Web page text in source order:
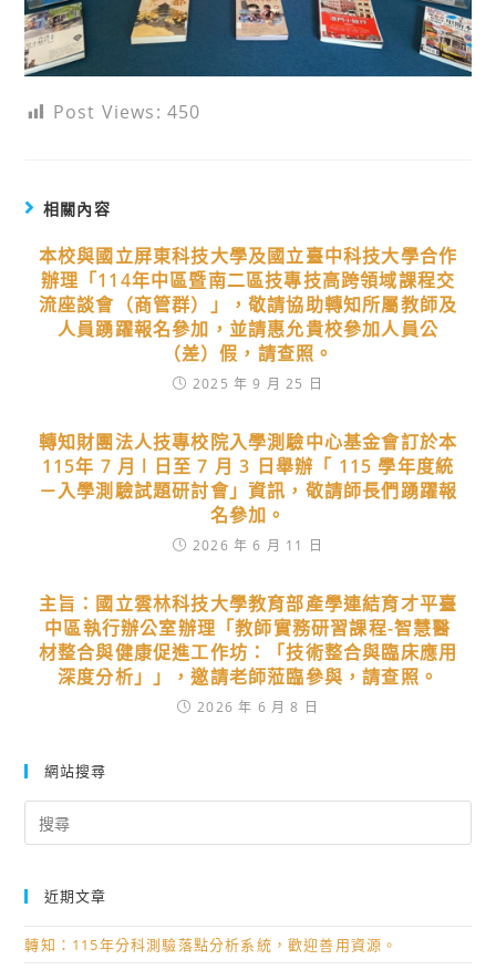
Post Views: 450
相關內容
本校與國立屏東科技大學及國立臺中科技大學合作
辦理「114年中區暨南二區技專技高跨領域課程交
流座談會（商管群）」，敬請協助轉知所屬教師及
人員踴躍報名參加，並請惠允貴校參加人員公
（差）假，請查照。
2025 年 9 月 25 日
轉知財團法人技專校院入學測驗中心基金會訂於本
115年 7 月 l 日至 7 月 3 日舉辦「 115 學年度統
－入學測驗試題研討會」資訊，敬請師長們踴躍報
名參加。
2026 年 6 月 11 日
主旨：國立雲林科技大學教育部產學連結育才平臺
中區執行辦公室辦理「教師實務研習課程-智慧醫
材整合與健康促進工作坊：「技術整合與臨床應用
深度分析」」，邀請老師蒞臨參與，請查照。
2026 年 6 月 8 日
網站搜尋
for:
近期文章
轉知：115年分科測驗落點分析系統，歡迎善用資源。